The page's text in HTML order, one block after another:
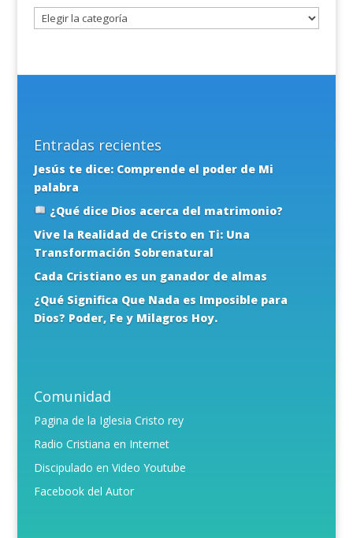
Entradas recientes
Jesús te dice: Comprende el poder de Mi
palabra
¿Qué dice Dios acerca del matrimonio?
Vive la Realidad de Cristo en Ti: Una
Transformación Sobrenatural
Cada Cristiano es un ganador de almas
¿Qué Significa Que Nada es Imposible para
Dios? Poder, Fe y Milagros Hoy.
Comunidad
Pagina de la Iglesia Cristo rey
Radio Cristiana en Internet
Discipulado en Video Youtube
Facebook del Autor